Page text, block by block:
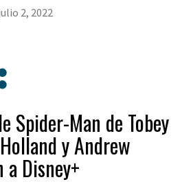
2, 2022
Spider-Man de Tobey
y Andrew
Disney+